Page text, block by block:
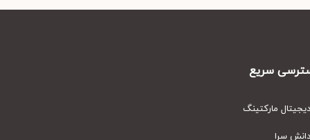
سریع
مارکتینگ
سرا